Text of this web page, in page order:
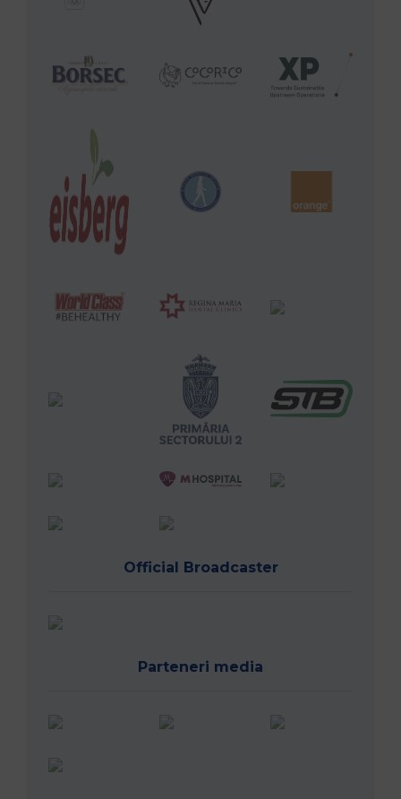
Official Broadcaster
Parteneri media